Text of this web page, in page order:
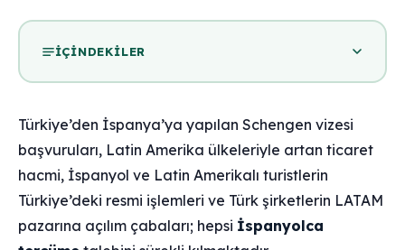
İÇINDEKILER
Türkiye’den İspanya’ya yapılan Schengen vizesi
başvuruları, Latin Amerika ülkeleriyle artan ticaret
hacmi, İspanyol ve Latin Amerikalı turistlerin
Türkiye’deki resmi işlemleri ve Türk şirketlerin LATAM
pazarına açılım çabaları; hepsi İspanyolca